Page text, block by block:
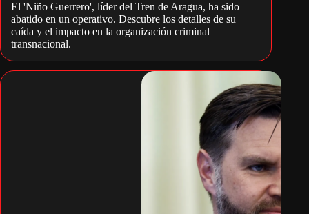
El 'Niño Guerrero', líder del Tren de Aragua, ha sido
abatido en un operativo. Descubre los detalles de su
caída y el impacto en la organización criminal
transnacional.